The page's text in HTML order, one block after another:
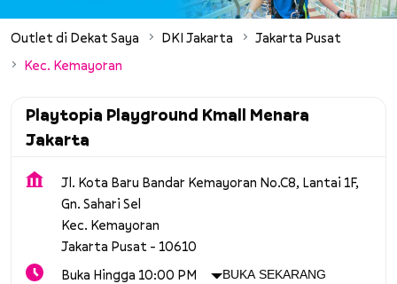
Outlet di Dekat Saya DKI Jakarta
Jakarta Pusat
Kec. Kemayoran
Playtopia Playground Kmall Menara
Jakarta
Jl. Kota Baru Bandar Kemayoran No.C8, Lantai 1F,
Gn. Sahari Sel
Kec. Kemayoran
Jakarta Pusat - 10610
Buka Hingga 10:00 PM
BUKA SEKARANG